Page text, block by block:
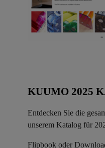
KUUMO 2025
Entdecken Sie die
unserem Katalog für
Flipbook oder